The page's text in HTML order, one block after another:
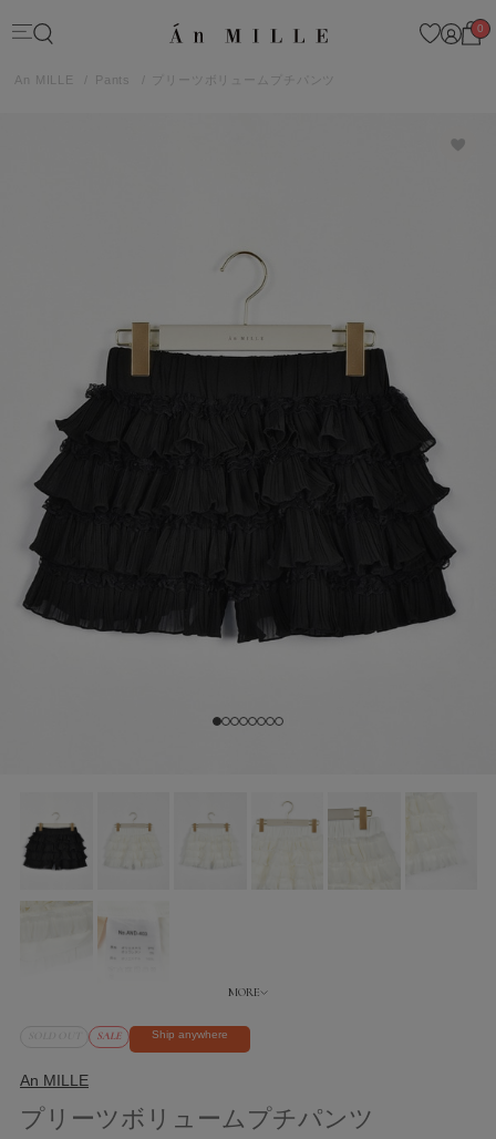
0
An MILLE Pants プリーツボリュームプチパンツ
SALE Ship anywhere
An MILLE
プリーツボリュームプチパンツ